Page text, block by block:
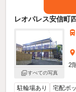
レオパレス安信町
すべての写真
2
駐輪場あり 宅配ボ